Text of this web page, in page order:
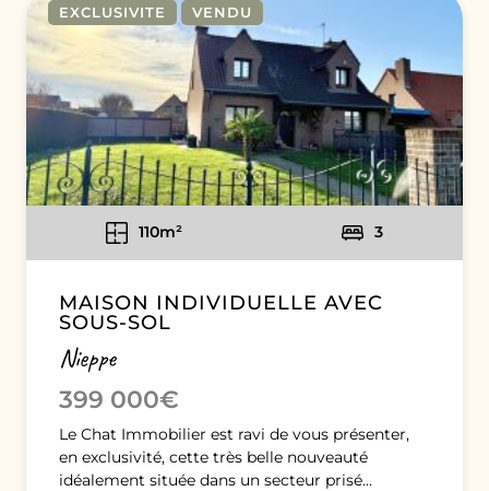
EXCLUSIVITE VENDU
110m² 3
MAISON INDIVIDUELLE AVEC
SOUS-SOL
Nieppe
399 000€
Le Chat Immobilier est ravi de vous présenter,
en exclusivité, cette très belle nouveauté
idéalement située dans un secteur prisé...